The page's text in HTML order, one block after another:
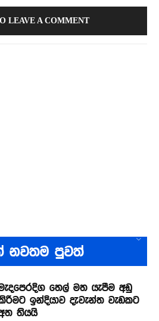
LEAVE A COMMENT
නවතම පුවත්
තෙල් මත යැපීම අඩු
ඉන්දියාව දැවැන්ත වැඩකට
තියයි